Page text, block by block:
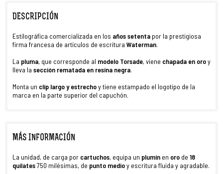
DESCRIPCIÓN
Estilográfica comercializada en los años setenta por la prestigiosa
firma francesa de artículos de escritura Waterman.
La pluma, que corresponde al modelo Torsade, viene chapada en oroy
lleva la sección rematada en resina negra.
Monta un clip largo y estrechoy tiene estampado el logotipo de la
marca en la parte superior del capuchón.
MÁS INFORMACIÓN
La unidad, de carga por cartuchos, equipa un plumín en oro de 18
quilates750 milésimas, de punto medioy escritura fluida y agradable.